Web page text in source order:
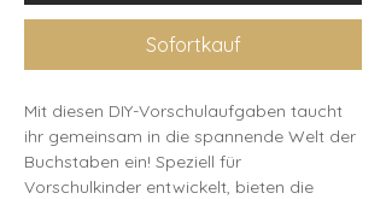
Sofortkauf
Mit diesen DIY-Vorschulaufgaben taucht
ihr gemeinsam in die spannende Welt der
Buchstaben ein! Speziell für
Vorschulkinder entwickelt, bieten die